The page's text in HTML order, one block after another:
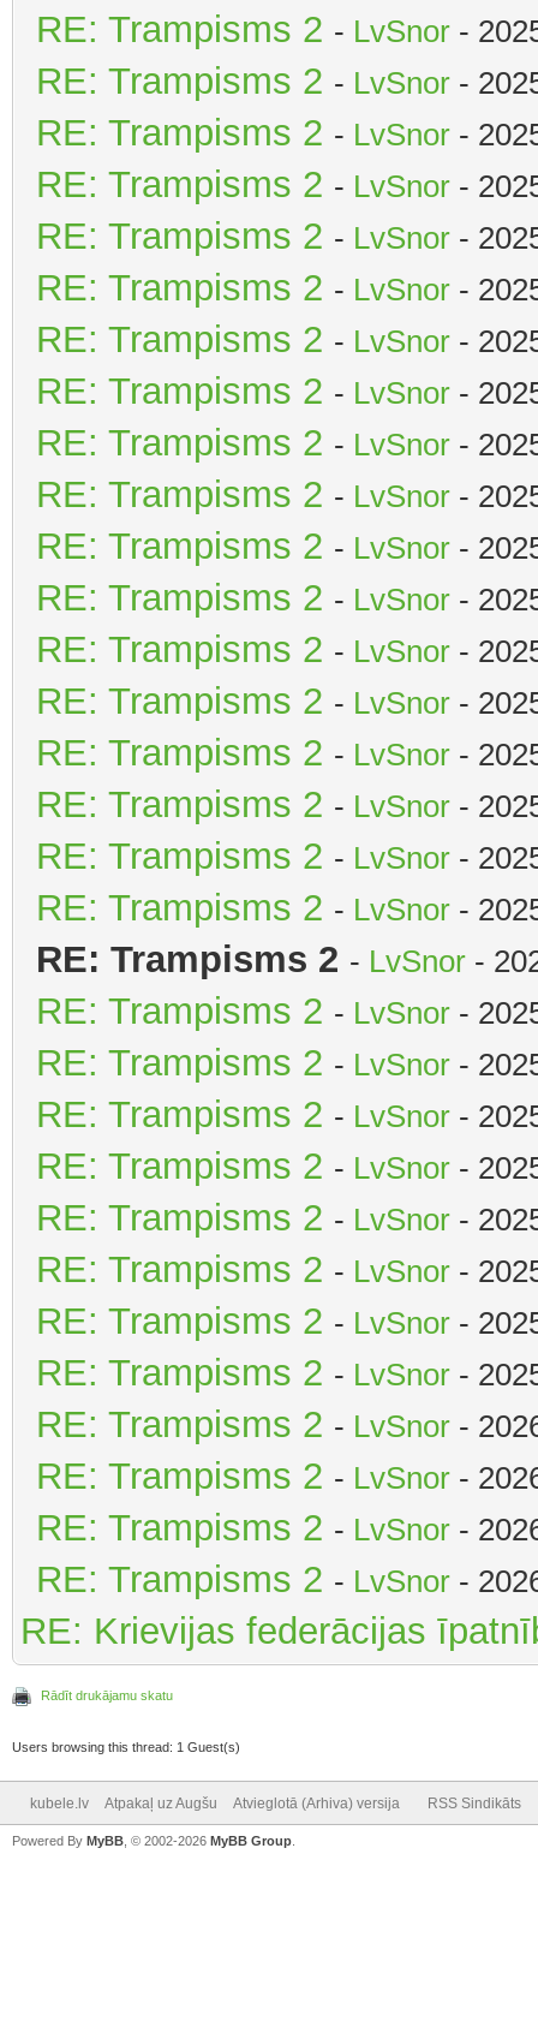
RE: Trampisms 2 - LvSnor -
RE: Trampisms 2 - LvSnor -
RE: Trampisms 2 - LvSnor -
RE: Trampisms 2 - LvSnor -
RE: Trampisms 2 - LvSnor -
RE: Trampisms 2 - LvSnor -
RE: Trampisms 2 - LvSnor -
RE: Trampisms 2 - LvSnor -
RE: Trampisms 2 - LvSnor -
RE: Trampisms 2 - LvSnor -
RE: Trampisms 2 - LvSnor -
RE: Trampisms 2 - LvSnor -
RE: Trampisms 2 - LvSnor -
RE: Trampisms 2 - LvSnor -
RE: Trampisms 2 - LvSnor -
RE: Trampisms 2 - LvSnor -
RE: Trampisms 2 - LvSnor -
RE: Trampisms 2 - LvSnor -
RE: Trampisms 2 - LvSnor -
RE: Trampisms 2 - LvSnor -
RE: Trampisms 2 - LvSnor -
RE: Trampisms 2 - LvSnor -
RE: Trampisms 2 - LvSnor -
RE: Trampisms 2 - LvSnor -
RE: Trampisms 2 - LvSnor -
RE: Trampisms 2 - LvSnor -
RE: Trampisms 2 - LvSnor -
RE: Trampisms 2 - LvSnor -
RE: Trampisms 2 - LvSnor -
RE: Trampisms 2 - LvSnor -
RE: Trampisms 2 - LvSnor -
RE: Krievijas federācijas
Rādīt drukājamu skatu
Users browsing this thread: 1 Guest(s)
kubele.lv Atpakaļ uz Augšu Atvieglotā (Arhiva) versija RSS Sindikāts
Powered By MyBB , © 2002-2026 MyBB Group